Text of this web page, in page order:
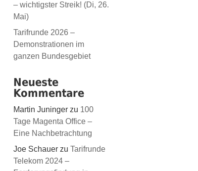
– wichtigster Streik! (Di, 26.
Mai)
Tarifrunde 2026 –
Demonstrationen im
ganzen Bundesgebiet
Neueste
Kommentare
Martin Juninger zu 100
Tage Magenta Office –
Eine Nachbetrachtung
Joe Schauer zuTarifrunde
Telekom 2024 –